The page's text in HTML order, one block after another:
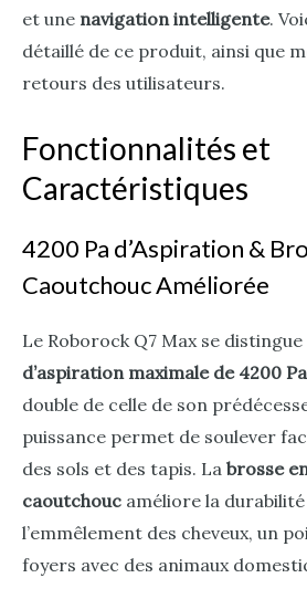
et une navigation intelligente.
détaillé de ce produit, ainsi que
retours des utilisateurs.
Fonctionnalités et
Caractéristiques
4200 Pa d’Aspiration &
Caoutchouc Améliorée
Le Roborock Q7 Max se distingue
d’aspiration maximale de 4200 Pa
double de celle de son
puissance permet de soulever
des sols et des tapis. La brosse
caoutchouc améliore la
l’emmêlement des cheveux, un
foyers avec des animaux